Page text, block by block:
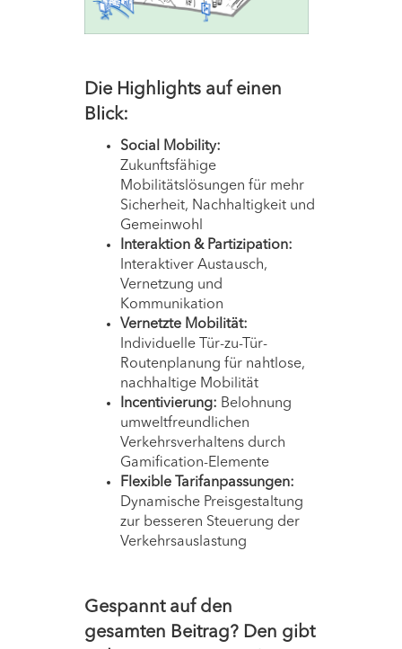
Die Highlights auf einen
Blick:
Social Mobility:
Zukunftsfähige
Mobilitätslösungen für mehr
Sicherheit, Nachhaltigkeit und
Gemeinwohl
Interaktion & Partizipation:
Interaktiver Austausch,
Vernetzung und
Kommunikation
Vernetzte Mobilität:
Individuelle Tür-zu-Tür-
Routenplanung für nahtlose,
nachhaltige Mobilität
Incentivierung: Belohnung
umweltfreundlichen
Verkehrsverhaltens durch
Gamification-Elemente
Flexible Tarifanpassungen:
Dynamische Preisgestaltung
zur besseren Steuerung der
Verkehrsauslastung
Gespannt auf den
gesamten Beitrag? Den gibt